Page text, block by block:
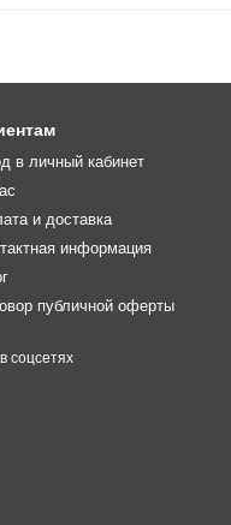
в личный кабинет
и доставка
информация
публичной оферты
соцсетях